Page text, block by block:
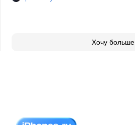
Хочу больше